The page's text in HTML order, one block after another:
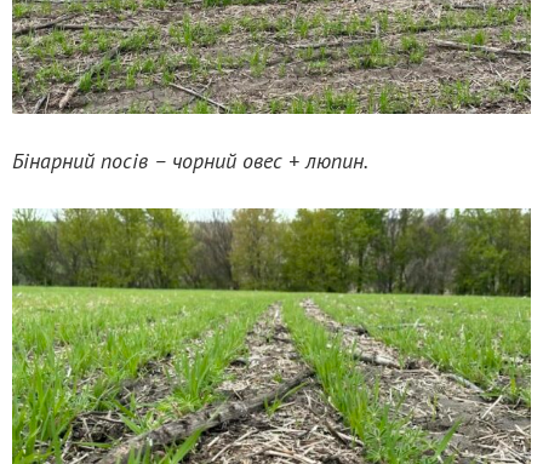
Бінарний посів – чорний овес + люпин.